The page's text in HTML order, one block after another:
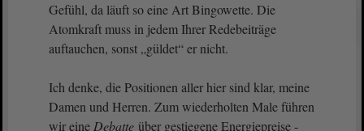
Gefühl, da läuft so eine Art Bingowette. Die
Atomkraft muss in jedem Ihrer Redebeiträge
auftauchen, sonst „güldet“ er nicht.
Ich denke, die Positionen aller hier sind klar, meine
Damen und Herren. Zum wiederholten Male führen
wir eine Debatte über gestiegene Energiepreise -